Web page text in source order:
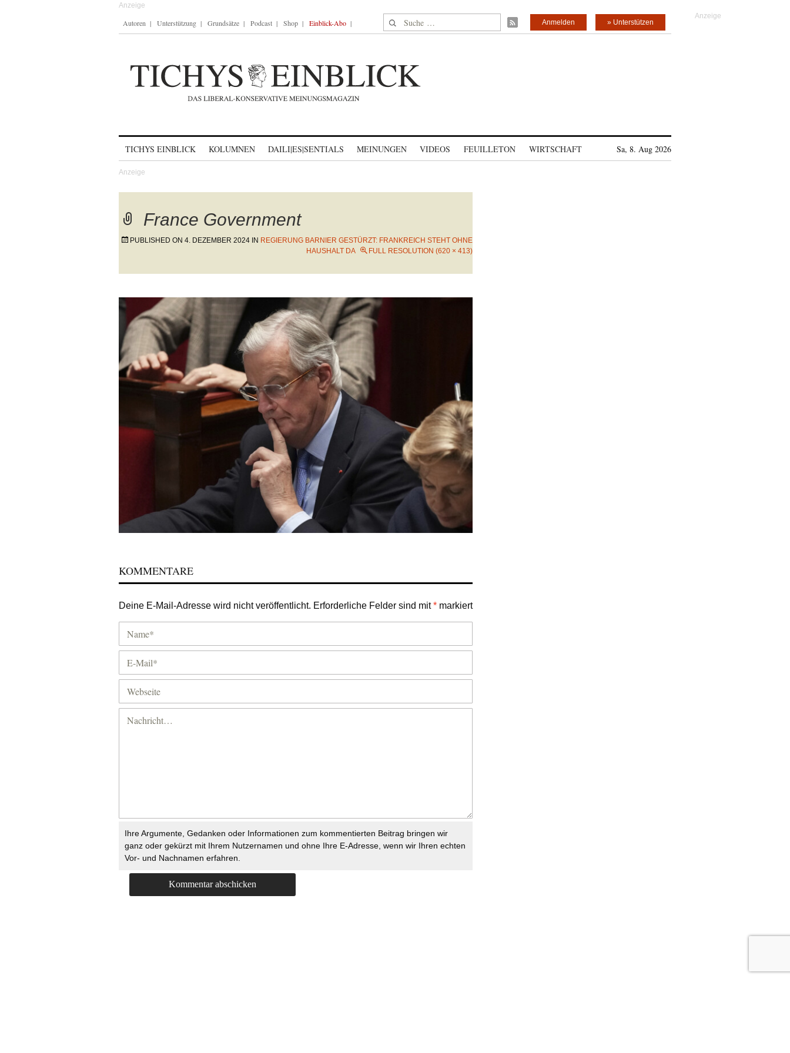
Autoren Unterstützung Grundsätze Podcast Shop Einblick-Abo Suche nach: » Unterstützen
Anmelden
TICHYS EINBLICK KOLUMNEN DAILI|ES|SENTIALS MEINUNGEN VIDEOS FEUILLETON WIRTSCHAFT Sa, 8. Aug 2026
France Government
PUBLISHED ON 4. DEZEMBER 2024 IN REGIERUNG BARNIER GESTÜRZT: FRANKREICH STEHT OHNE
HAUSHALT DA
FULL RESOLUTION (620 × 413)
KOMMENTARE
Deine E-Mail-Adresse wird nicht veröffentlicht. Erforderliche Felder sind mit* markiert
Ihre Argumente, Gedanken oder Informationen zum kommentierten Beitrag bringen wir
ganz oder gekürzt mit Ihrem Nutzernamen und ohne Ihre E-Adresse, wenn wir Ihren echten
Vor- und Nachnamen erfahren.